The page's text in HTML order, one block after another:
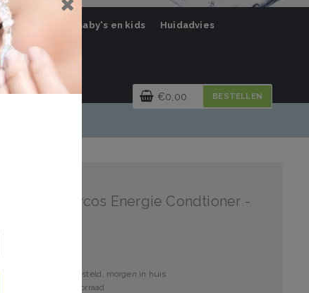
Mannen Baby's en kids Huidadvies
€0,00 BESTELLEN
Vichy Dercos Energie Condtioner -
Voor 15:00 besteld, morgen in huis
3 stuks op voorraad